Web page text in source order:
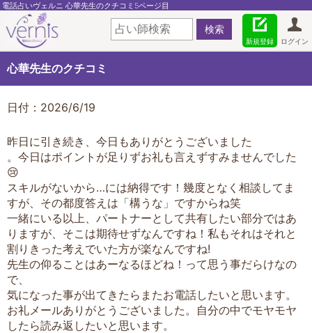
電話占いヴェルニ 心華先生のクチコミ5ページ目
ログイン
新規登録
心華先生のクチコミ
日付：2026/6/19
昨日に引き続き、今日もありがとうございました
。今日はポイントが足りずお礼も言えずすみませんでした
😢
スキルがないから…には納得です！幾度となく相談してま
すが、その都度答えは「構うな」ですからね笑
一緒にいる以上、パートナーとして共有したい部分ではあ
りますが、そこは期待せずなんですね！私もそれはそれと
割りきった考えでいた方が楽なんですね!
先生の仰ることはあーなるほどね！って思う事だらけなの
で、
気になった事が出てきたらまたお電話したいと思います。
お礼メールありがとうございました。自分の中でモヤモヤ
したら読み返したいと思います。